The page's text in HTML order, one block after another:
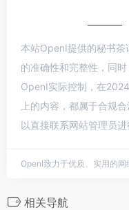
本站OpenI提供的秘书
的准确性和完整性，同
OpenI实际控制，在
上的内容，都属于合规
以直接联系网站管理员
OpenI致力于优质、实用的网
相关导航